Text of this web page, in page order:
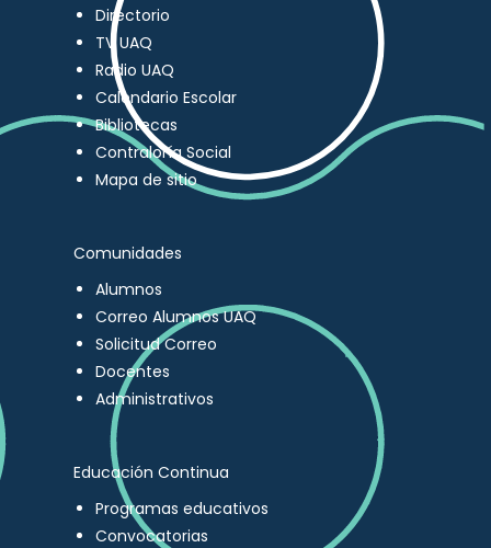
Directorio
TV UAQ
Radio UAQ
Calendario Escolar
Bibliotecas
Contraloría Social
Mapa de sitio
Comunidades
Alumnos
Correo Alumnos UAQ
Solicitud Correo
Docentes
Administrativos
Educación Continua
Programas educativos
Convocatorias